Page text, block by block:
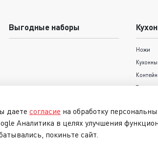
Выгодные наборы
Ножи
даете согласие на обработку
Аналитика в целях улучшения
покиньте сайт.